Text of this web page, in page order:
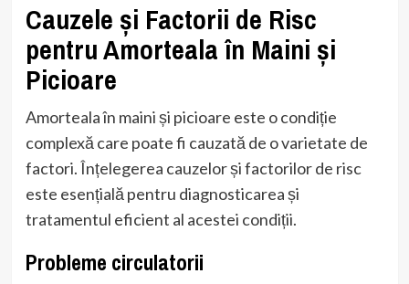
Cauzele și Factorii de Risc
pentru Amorteala în Maini și
Picioare
Amorteala în maini și picioare este o condiție
complexă care poate fi cauzată de o varietate de
factori. Înțelegerea cauzelor și factorilor de risc
este esențială pentru diagnosticarea și
tratamentul eficient al acestei condiții.
Probleme circulatorii